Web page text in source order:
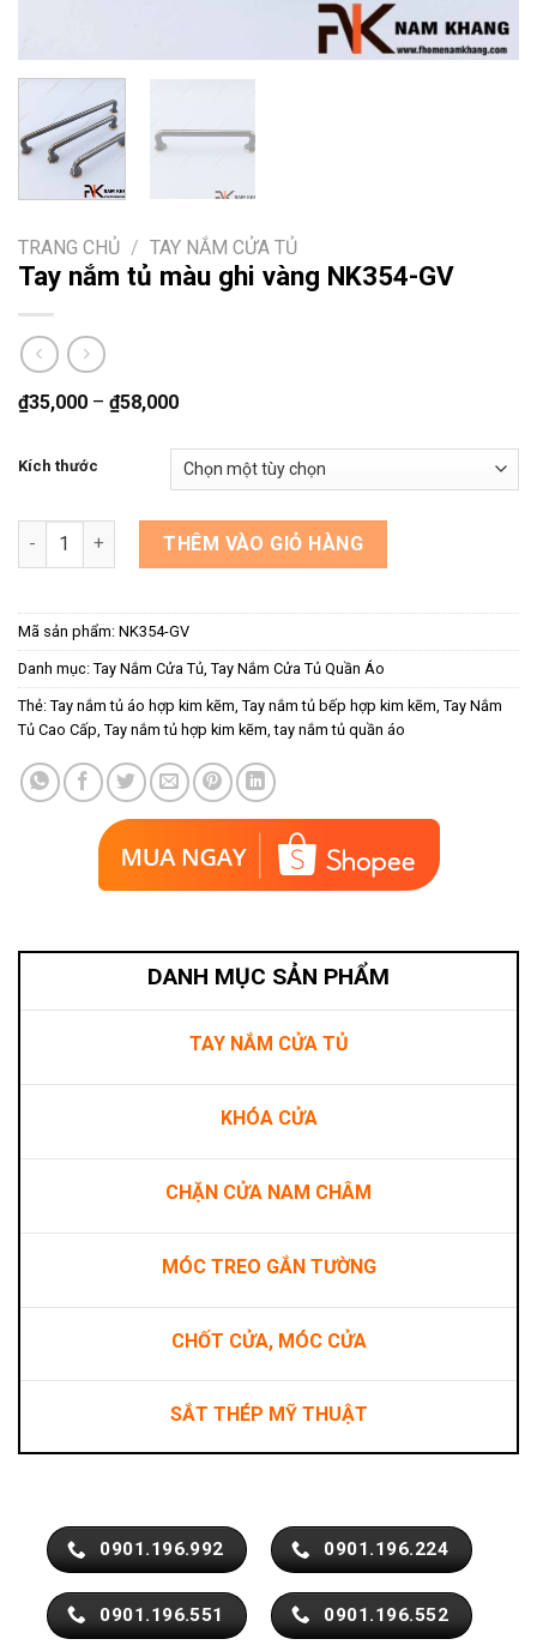
TRANG CHỦ / TAY NẮM CỬA TỦ
Tay nắm tủ màu ghi vàng NK354-GV
₫35,000 – ₫58,000
Kích thước
Tay nắm tủ màu ghi vàng NK354-GV số lượng
THÊM VÀO GIỎ HÀNG
Mã sản phẩm: NK354-GV
Danh mục: Tay Nắm Cửa Tủ Tay Nắm Cửa Tủ Quần Áo
Thẻ: Tay nắm tủ áo hợp kim kẽm Tay nắm tủ bếp hợp kim kẽm Tay Nắm
Tủ Cao Cấp Tay nắm tủ hợp kim kẽm ,tay nắm tủ quần áo
DANH MỤC SẢN PHẨM
TAY NẮM CỬA TỦ
KHÓA CỬA
CHẶN CỬA NAM CHÂM
MÓC TREO GẮN TƯỜNG
CHỐT CỬA, MÓC CỬA
SẮT THÉP MỸ THUẬT
0901.196.992 0901.196.224
0901.196.551 0901.196.552